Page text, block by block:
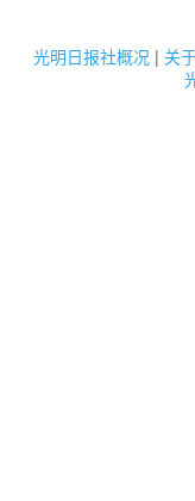
光明日报社概况 | 关